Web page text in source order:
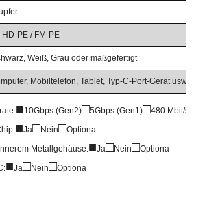
PE / FM-PE
Weiß, Grau oder maßgefertigt
Mobiltelefon, Tablet, Typ-C-Port-Gerät usw.
■10Gbps (Gen2)□5Gbps (Gen1)□480 Mbit/s
■Ja□Nein□Optiona
Metallgehäuse:■Ja□Nein□Optiona
■Ja□Nein□Optiona